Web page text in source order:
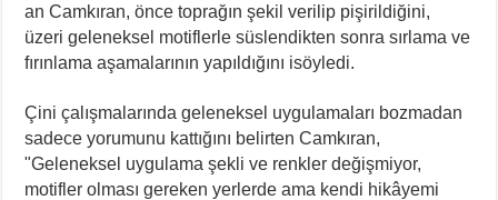
an Camkıran, önce toprağın şekil verilip pişirildiğini,
üzeri geleneksel motiflerle süslendikten sonra sırlama ve
fırınlama aşamalarının yapıldığını isöyledi.
Çini çalışmalarında geleneksel uygulamaları bozmadan
sadece yorumunu kattığını belirten Camkıran,
"Geleneksel uygulama şekli ve renkler değişmiyor,
motifler olması gereken yerlerde ama kendi hikâyemi